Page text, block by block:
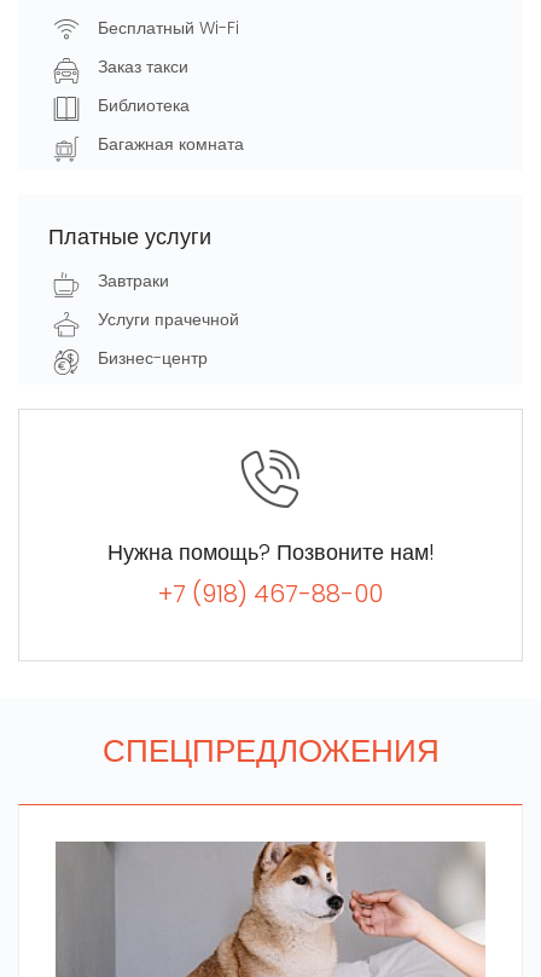
Бесплатный Wi-Fi
Заказ такси
Библиотека
Багажная комната
Платные услуги
Завтраки
Услуги прачечной
Бизнес-центр
Нужна помощь? Позвоните нам!
+7 (918) 467-88-00
СПЕЦПРЕДЛОЖЕНИЯ